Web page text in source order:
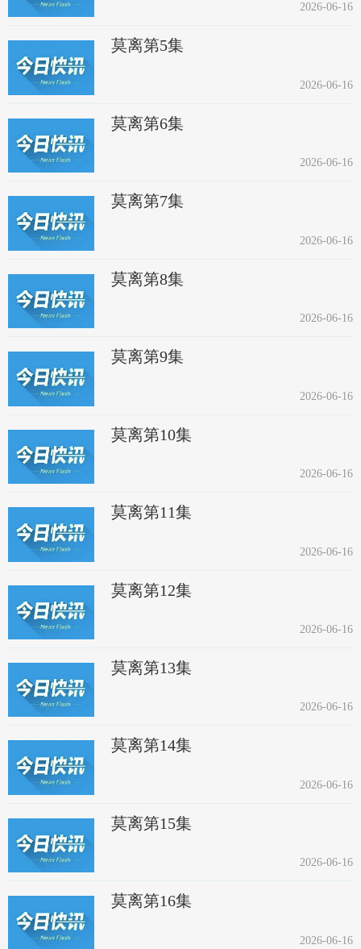
2026-06-16
莫离第5集
2026-06-16
莫离第6集
2026-06-16
莫离第7集
2026-06-16
莫离第8集
2026-06-16
莫离第9集
2026-06-16
莫离第10集
2026-06-16
莫离第11集
2026-06-16
莫离第12集
2026-06-16
莫离第13集
2026-06-16
莫离第14集
2026-06-16
莫离第15集
2026-06-16
莫离第16集
2026-06-16